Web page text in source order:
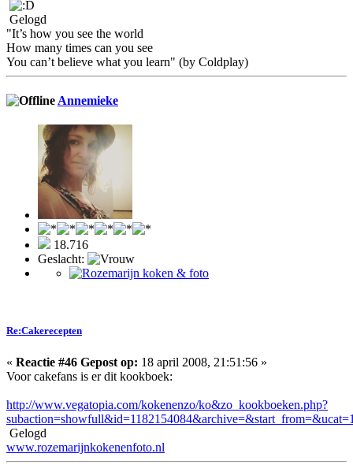
Gelogd
"It’s how you see the world
How many times can you see
You can’t believe what you learn" (by Coldplay)
Annemieke
18.716
Geslacht:
Re:Cakerecepten
« Reactie #46 Gepost op: 18 april 2008, 21:51:56 »
Voor cakefans is er dit kookboek:
http://www.vegatopia.com/kokenenzo/ko&zo_kookboeken.php?
Gelogd
www.rozemarijnkokenenfoto.nl